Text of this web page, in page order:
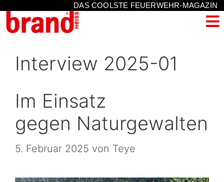
DAS COOLSTE FEUERWEHR-MAGAZIN
Interview 2025-01
Im Einsatz
gegen Naturgewalten
5. Februar 2025 von Teye